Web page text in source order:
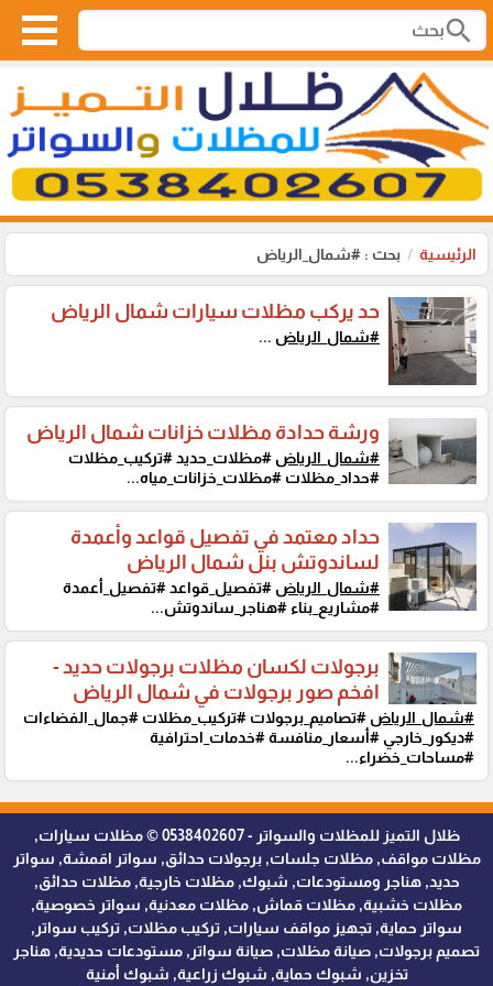
search
الرئيسية بحث : #شمال_الرياض
حد يركب مظلات سيارات شمال الرياض
#شمال_الرياض ...
ورشة حدادة مظلات خزانات شمال الرياض
#شمال_الرياض #مظلات_حديد #تركيب_مظلات
#حداد_مظلات #مظلات_خزانات_مياه...
حداد معتمد في تفصيل قواعد وأعمدة
لساندوتش بنل شمال الرياض
#شمال_الرياض #تفصيل_قواعد #تفصيل_أعمدة
#مشاريع_بناء #هناجر_ساندوتش...
برجولات لكسان مظلات برجولات حديد -
افخم صور برجولات في شمال الرياض
#شمال_الرياض #تصاميم_برجولات #تركيب_مظلات #جمال_الفضاءات
#ديكور_خارجي #أسعار_منافسة #خدمات_احترافية
#مساحات_خضراء...
ظلال التميز للمظلات والسواتر - 0538402607 © مظلات سيارات,
مظلات مواقف, مظلات جلسات, برجولات حدائق, سواتر اقمشة, سواتر
حديد, هناجر ومستودعات, شبوك, مظلات خارجية, مظلات حدائق,
مظلات خشبية, مظلات قماش, مظلات معدنية, سواتر خصوصية,
سواتر حماية, تجهيز مواقف سيارات, تركيب مظلات, تركيب سواتر,
تصميم برجولات, صيانة مظلات, صيانة سواتر, مستودعات حديدية, هناجر
تخزين, شبوك حماية, شبوك زراعية, شبوك أمنية